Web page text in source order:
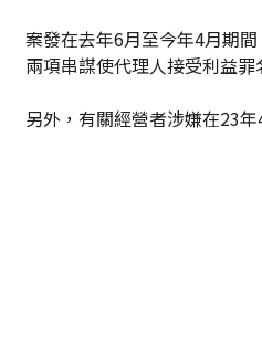
案發在去年6月至今年4月期
兩項串謀使代理人接受利益
另外，有關經營者涉嫌在23